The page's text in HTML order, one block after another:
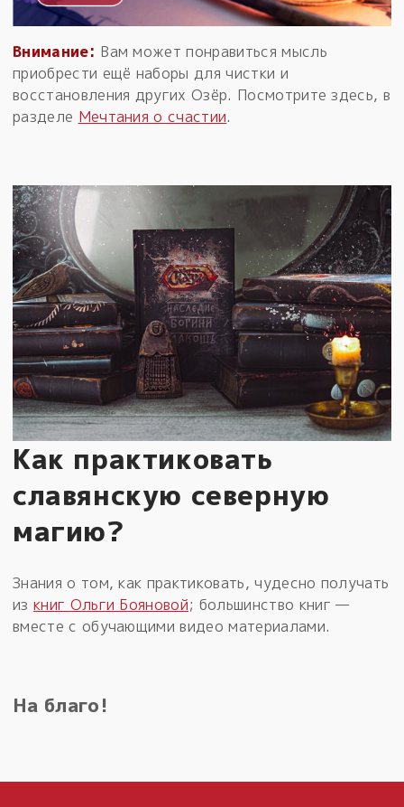
Внимание: Вам может понравиться мысль
приобрести ещё наборы для чистки и
восстановления других Озёр. Посмотрите здесь, в
разделе Мечтания о счастии.
Как практиковать
славянскую северную
магию?
Знания о том, как практиковать, чудесно получать
из книг Ольги Бояновой; большинство книг —
вместе с обучающими видео материалами.
На благо!